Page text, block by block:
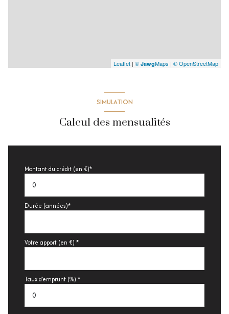
Leaflet | © JawgMaps | © OpenStreetMap
SIMULATION
Calcul des mensualités
Montant du crédit (en €)*
Durée (années)*
Votre apport (en €) *
Taux d'emprunt (%) *